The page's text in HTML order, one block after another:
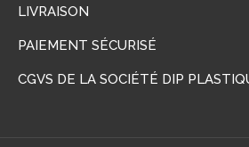
LIVRAISON
PAIEMENT SÉCURISÉ
CGVS DE LA SOCIÉTÉ DIP